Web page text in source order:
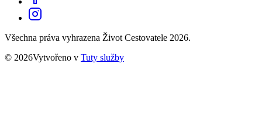
Všechna práva vyhrazena Život Cestovatele 2026.
© 2026Vytvořeno v Tuty služby